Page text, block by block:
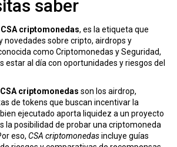
e
N
i
saber
CSA criptomonedas, es la etiqueta que
novedades sobre cripto, airdrops y
como Criptomonedas y Seguridad,
estar al día con oportunidades y riesgos del
CSA criptomonedas son los airdrop,
de tokens que buscan incentivar la
bien ejecutado aporta liquidez a un proyecto
la posibilidad de probar una criptomoneda
eso, CSA criptomonedasincluye guías